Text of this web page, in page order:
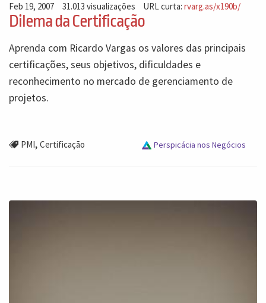
Feb 19, 2007 31.013 visualizações URL curta:rvarg.as/x190b/
Dilema da Certificação
Aprenda com Ricardo Vargas os valores das principais
certificações, seus objetivos, dificuldades e
reconhecimento no mercado de gerenciamento de
projetos.
PMI, Certificação Perspicácia nos Negócios